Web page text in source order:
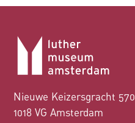
Nieuwe Keizersgracht 570
1018 VG Amsterdam